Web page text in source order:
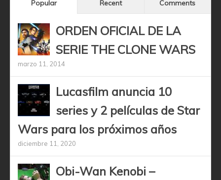
Popular Recent Comments
ORDEN OFICIAL DE LA
SERIE THE CLONE WARS
marzo 11, 2014
Lucasfilm anuncia 10
series y 2 películas de Star
Wars para los próximos años
diciembre 11, 2020
Obi-Wan Kenobi –